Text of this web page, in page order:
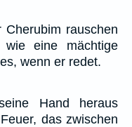
rauschen
eine mächtige
wenn er redet.
Hand heraus
das zwischen